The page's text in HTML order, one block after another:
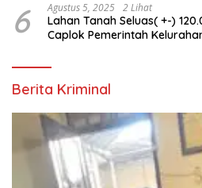
6 Agustus 5, 2025 2 Lihat
Lahan Tanah Seluas( +-)
Caplok Pemerintah
Berita Kriminal